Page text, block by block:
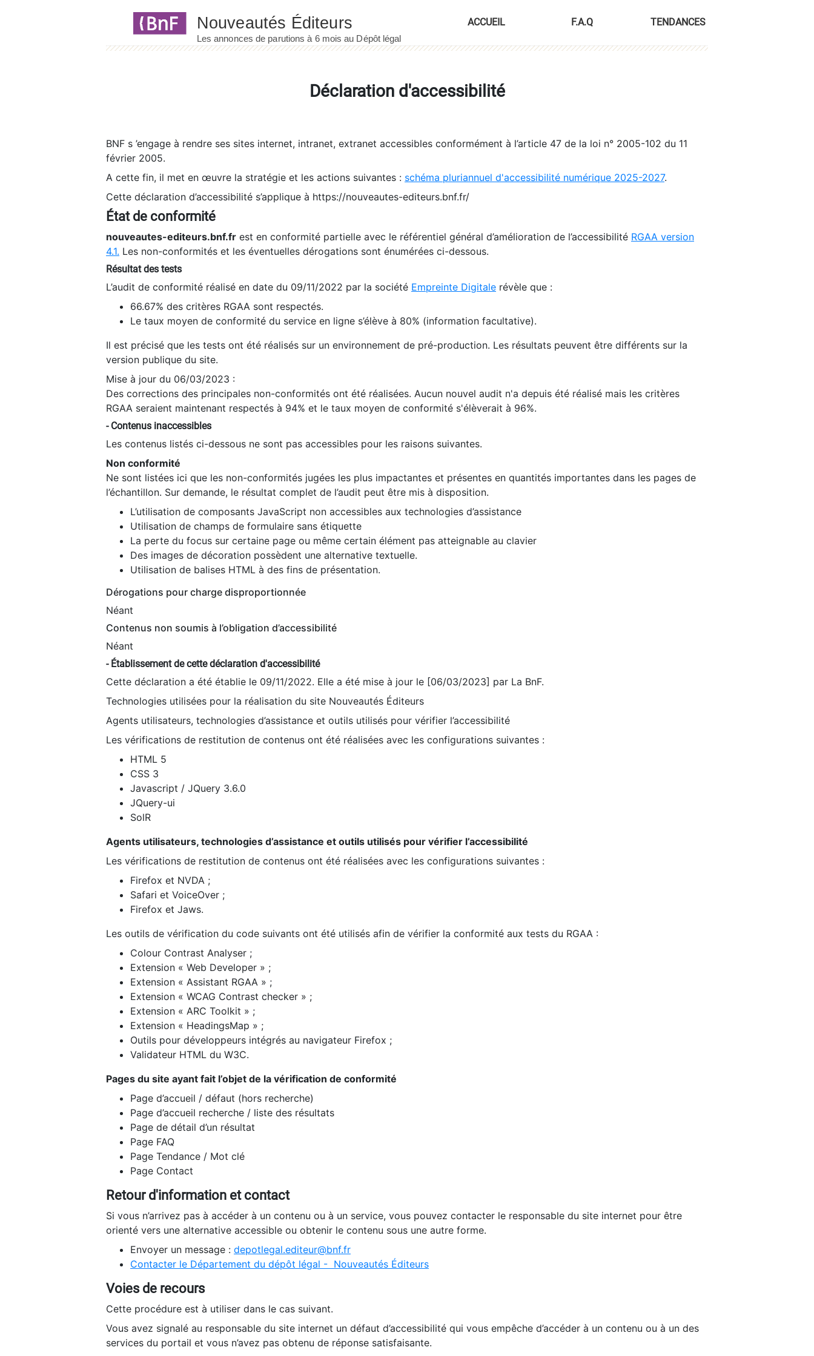
ACCUEIL F.A.Q TENDANCES
Déclaration d'accessibilité
BNF s ’engage à rendre ses sites internet, intranet, extranet accessibles conformément à l’article 47 de la loi n° 2005-102 du 11
février 2005.
A cette fin, il met en œuvre la stratégie et les actions suivantes : schéma pluriannuel d'accessibilité numérique 2025-2027.
Cette déclaration d’accessibilité s’applique à https://nouveautes-editeurs.bnf.fr/
État de conformité
nouveautes-editeurs.bnf.fr est en conformité partielle avec le référentiel général d’amélioration de l’accessibilité RGAA version
4.1. Les non-conformités et les éventuelles dérogations sont énumérées ci-dessous.
Résultat des tests
L’audit de conformité réalisé en date du 09/11/2022 par la société Empreinte Digitale révèle que :
66.67% des critères RGAA sont respectés.
Le taux moyen de conformité du service en ligne s’élève à 80% (information facultative).
Il est précisé que les tests ont été réalisés sur un environnement de pré-production. Les résultats peuvent être différents sur la
version publique du site.
Mise à jour du 06/03/2023 :
Des corrections des principales non-conformités ont été réalisées. Aucun nouvel audit n'a depuis été réalisé mais les critères
RGAA seraient maintenant respectés à 94% et le taux moyen de conformité s'élèverait à 96%.
- Contenus inaccessibles
Les contenus listés ci-dessous ne sont pas accessibles pour les raisons suivantes.
Non conformité
Ne sont listées ici que les non-conformités jugées les plus impactantes et présentes en quantités importantes dans les pages de
l’échantillon. Sur demande, le résultat complet de l’audit peut être mis à disposition.
L’utilisation de composants JavaScript non accessibles aux technologies d’assistance
Utilisation de champs de formulaire sans étiquette
La perte du focus sur certaine page ou même certain élément pas atteignable au clavier
Des images de décoration possèdent une alternative textuelle.
Utilisation de balises HTML à des fins de présentation.
Dérogations pour charge disproportionnée
Néant
Contenus non soumis à l’obligation d’accessibilité
Néant
- Établissement de cette déclaration d'accessibilité
Cette déclaration a été établie le 09/11/2022. Elle a été mise à jour le [06/03/2023] par La BnF.
Technologies utilisées pour la réalisation du site Nouveautés Éditeurs
Agents utilisateurs, technologies d’assistance et outils utilisés pour vérifier l’accessibilité
Les vérifications de restitution de contenus ont été réalisées avec les configurations suivantes :
HTML 5
CSS 3
Javascript / JQuery 3.6.0
JQuery-ui
SolR
Agents utilisateurs, technologies d’assistance et outils utilisés pour vérifier l’accessibilité
Les vérifications de restitution de contenus ont été réalisées avec les configurations suivantes :
Firefox et NVDA ;
Safari et VoiceOver ;
Firefox et Jaws.
Les outils de vérification du code suivants ont été utilisés afin de vérifier la conformité aux tests du RGAA :
Colour Contrast Analyser ;
Extension « Web Developer » ;
Extension « Assistant RGAA » ;
Extension « WCAG Contrast checker » ;
Extension « ARC Toolkit » ;
Extension « HeadingsMap » ;
Outils pour développeurs intégrés au navigateur Firefox ;
Validateur HTML du W3C.
Pages du site ayant fait l’objet de la vérification de conformité
Page d’accueil / défaut (hors recherche)
Page d’accueil recherche / liste des résultats
Page de détail d’un résultat
Page FAQ
Page Tendance / Mot clé
Page Contact
Retour d'information et contact
Si vous n’arrivez pas à accéder à un contenu ou à un service, vous pouvez contacter le responsable du site internet pour être
orienté vers une alternative accessible ou obtenir le contenu sous une autre forme.
Envoyer un message : depotlegal.editeur@bnf.fr
Contacter le Département du dépôt légal - Nouveautés Éditeurs
Voies de recours
Cette procédure est à utiliser dans le cas suivant.
Vous avez signalé au responsable du site internet un défaut d’accessibilité qui vous empêche d’accéder à un contenu ou à un des
services du portail et vous n’avez pas obtenu de réponse satisfaisante.